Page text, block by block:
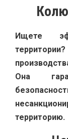
Ищете
Она
территорию.